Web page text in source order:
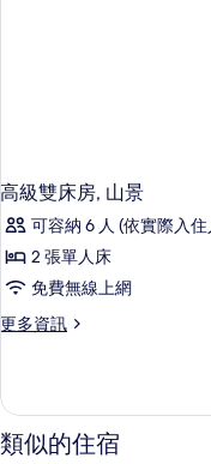
高級雙床房, 山景
可容納 6 人 (依實際入
2 張單人床
免費無線上網
更多資訊
更
雙
床
房,
類似的住宿